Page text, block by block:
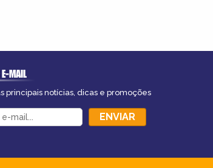
MAIL
principais notícias, dicas e promoções